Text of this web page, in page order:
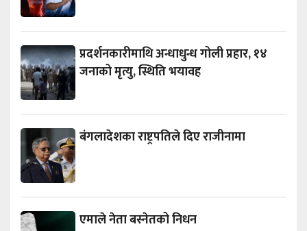
प्रदर्शनकारीमाथि अन्धाधुन्ध गोली प्रहार, १४
जनाको मृत्यु, स्थिति भयावह
बंगलादेशका राष्ट्रपतिले दिए राजीनामा
एमाले नेता बस्नेतको निधन